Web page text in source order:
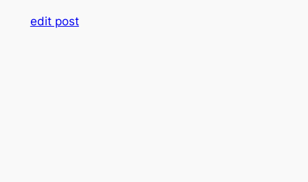
edit post